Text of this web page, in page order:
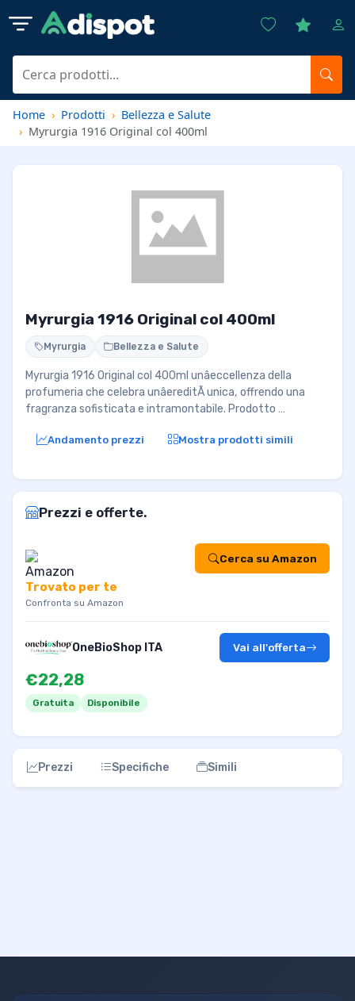
Home Prodotti
Bellezza e Salute
Myrurgia 1916 Original col 400ml
Myrurgia 1916 Original col 400ml
Myrurgia Bellezza e Salute
Myrurgia 1916 Original col 400ml unâeccellenza della
profumeria che celebra unâereditÃ unica, offrendo una
fragranza sofisticata e intramontabile. Prodotto …
Andamento prezzi Mostra prodotti simili
Prezzi e offerte.
Trovato per te
Confronta su Amazon
Cerca su Amazon
OneBioShop ITA
€22,28
Gratuita Disponibile
Vai all'offerta
Prezzi Specifiche Simili